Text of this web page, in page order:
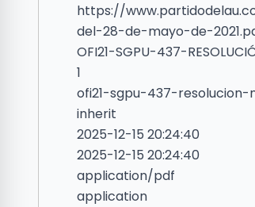
https://
del-28-de-mayo-de-
OFI21-SGPU-437-
1
ofi21-sgpu-437-
inherit
2025-12-15 20:24:40
2025-12-15 20:24:40
application/pdf
application